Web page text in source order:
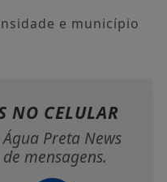
e município
NO CELULAR
Preta News
mensagens.